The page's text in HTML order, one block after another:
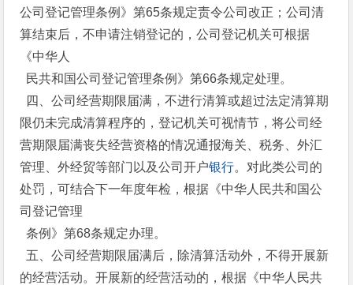
公司登记管理条例》第65条规定责令公司改正；公司清
算结束后，不申请注销登记的，公司登记机关可根据
《中华人
民共和国公司登记管理条例》第66条规定处理。
四、公司经营期限届满，不进行清算或超过法定清算期
限仍未完成清算程序的，登记机关可视情节，将公司经
营期限届满丧失经营资格的情况通报海关、税务、外汇
管理、外经贸等部门以及公司开户银行。对此类公司的
处罚，可结合下一年度年检，根据《中华人民共和国公
司登记管理
条例》第68条规定办理。
五、公司经营期限届满后，除清算活动外，不得开展新
的经营活动。开展新的经营活动的，根据《中华人民共